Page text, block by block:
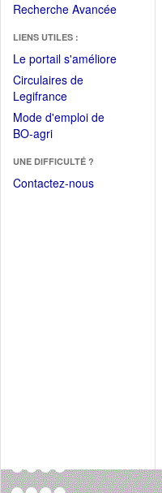
Recherche Avancée
LIENS UTILES :
Le portail s'améliore(Fichier
Circulaires de
Legifrance(Ouvrir
dans
une
fenêtre)
Mode d'emploi de
BO-agri(Ouvrir
une
nouvelle
UNE DIFFICULTÉ ?
Contactez-nous